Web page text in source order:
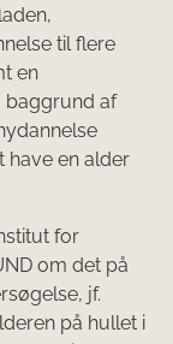
til flere
en
baggrund af
have en alder
for
om det på
jf.
på hullet i